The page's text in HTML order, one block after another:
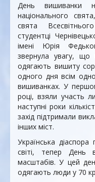
День вишиванки
національного
свята
студентці
імені Юрія
звернула увагу, що
одягають вишиту
одного дня всім
вишиванках. У
році, взяли участь
наступні роки
захід підтримали
інших міст.
Українська
світі, тепер День
масштабів. У цей
одягають люди у 70